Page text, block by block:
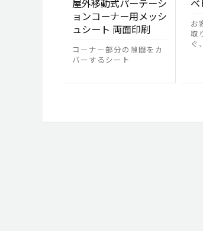
屋外移動式パーテーシ
ョンコーナー用メッシ
ュシート 両面印刷
コーナー部分の隙間をカ
バーするシート
ベ
お
取
ぐ